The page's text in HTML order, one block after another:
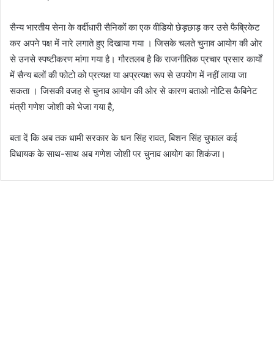
सैन्य भारतीय सेना के वर्दीधारी सैनिकों का एक वीडियो छेड़छाड़ कर उसे फैब्रिकेट
कर अपने पक्ष में नारे लगाते हुए दिखाया गया । जिसके चलते चुनाव आयोग की ओर
से उनसे स्पष्टीकरण मांगा गया है। गौरतलब है कि राजनीतिक प्रचार प्रसार कार्यों
में सैन्य बलों की फोटो को प्रत्यक्ष या अप्रत्यक्ष रूप से उपयोग में नहीं लाया जा
सकता । जिसकी वजह से चुनाव आयोग की ओर से कारण बताओ नोटिस कैबिनेट
मंत्री गणेश जोशी को भेजा गया है,
बता दें कि अब तक धामी सरकार के धन सिंह रावत, बिशन सिंह चुफाल कई
विधायक के साथ-साथ अब गणेश जोशी पर चुनाव आयोग का शिकंजा।